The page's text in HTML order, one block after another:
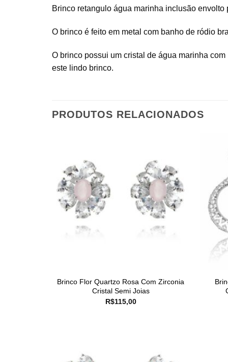
Brinco retangulo água marinha inclusão
O brinco é feito em metal com banho de ródio
O brinco possui um cristal de água marinha
este lindo brinco.
PRODUTOS RELACIONADOS
Brinco Flor Quartzo Rosa Com Zirconia
Cristal Semi Joias
R$115,00